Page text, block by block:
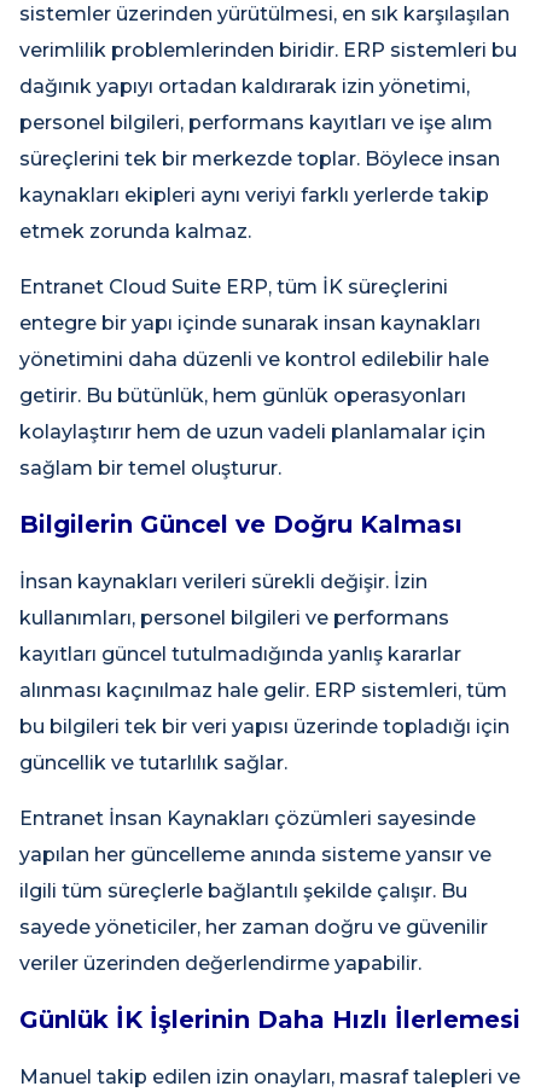
sistemler üzerinden yürütülmesi, en sık karşılaşılan
verimlilik problemlerinden biridir. ERP sistemleri bu
dağınık yapıyı ortadan kaldırarak izin yönetimi,
personel bilgileri, performans kayıtları ve işe alım
süreçlerini tek bir merkezde toplar. Böylece insan
kaynakları ekipleri aynı veriyi farklı yerlerde takip
etmek zorunda kalmaz.
Entranet Cloud Suite ERP, tüm İK süreçlerini
entegre bir yapı içinde sunarak insan kaynakları
yönetimini daha düzenli ve kontrol edilebilir hale
getirir. Bu bütünlük, hem günlük operasyonları
kolaylaştırır hem de uzun vadeli planlamalar için
sağlam bir temel oluşturur.
Bilgilerin Güncel ve Doğru Kalması
İnsan kaynakları verileri sürekli değişir. İzin
kullanımları, personel bilgileri ve performans
kayıtları güncel tutulmadığında yanlış kararlar
alınması kaçınılmaz hale gelir. ERP sistemleri, tüm
bu bilgileri tek bir veri yapısı üzerinde topladığı için
güncellik ve tutarlılık sağlar.
Entranet İnsan Kaynakları çözümleri sayesinde
yapılan her güncelleme anında sisteme yansır ve
ilgili tüm süreçlerle bağlantılı şekilde çalışır. Bu
sayede yöneticiler, her zaman doğru ve güvenilir
veriler üzerinden değerlendirme yapabilir.
Günlük İK İşlerinin Daha Hızlı İlerlemesi
Manuel takip edilen izin onayları, masraf talepleri ve